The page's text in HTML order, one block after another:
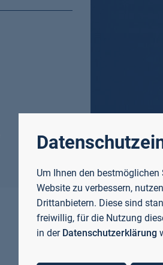
Um Ihnen den
Website zu verbessern,
Drittanbietern. Diese sind
freiwillig, für die Nutzung
in der Datenschutzerklärung